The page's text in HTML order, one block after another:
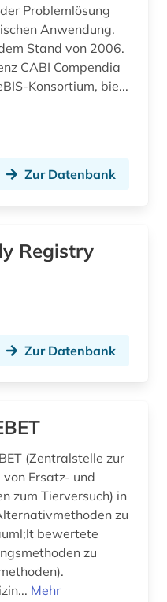
geisteswissenschaften (4)
Problemlösung
Anwendung.
Stand von 2006.
CABI Compendia
Konsortium, bie...
Zur Datenbank
Registry
Zur Datenbank
(Zentralstelle zur
Ersatz- und
zum Tierversuch) in
zu
bewertete
zu
Mehr